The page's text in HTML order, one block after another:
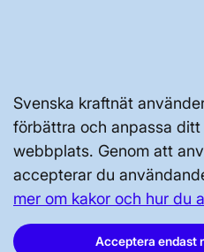
Svenska kraftnät
förbättra och anpassa
webbplats. Genom att
accepterar du
mer om kakor och hur du
Acceptera endast
Svenska kraftnät,
Sundbyberg
Tel: 010-475 80 00
E-post: